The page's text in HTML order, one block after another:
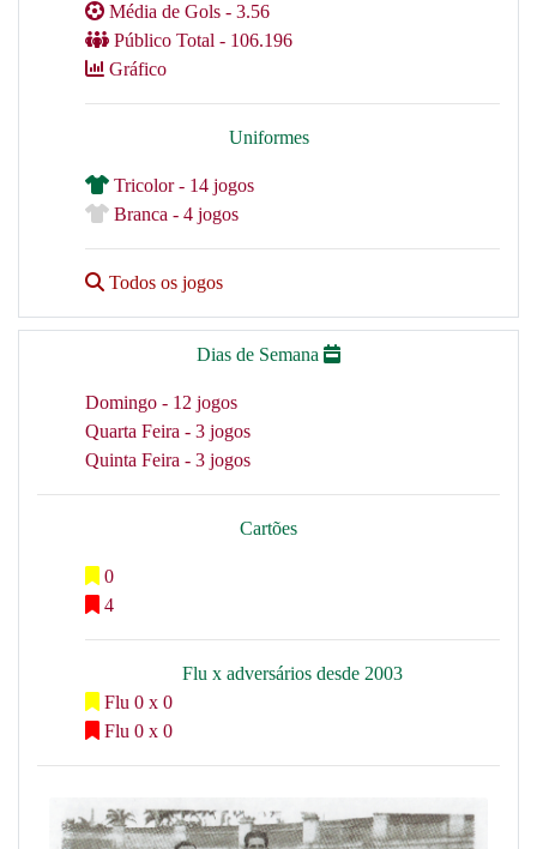
Média de Gols - 3.56
Público Total - 106.196
Gráfico
Uniformes
Tricolor - 14 jogos
Branca - 4 jogos
Todos os jogos
Dias de Semana
Domingo - 12 jogos
Quarta Feira - 3 jogos
Quinta Feira - 3 jogos
Cartões
0
4
Flu x adversários desde 2003
Flu 0 x 0
Flu 0 x 0